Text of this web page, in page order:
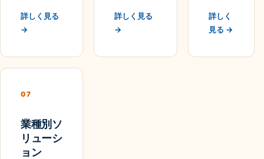
詳しく見る
→
詳しく見る
→
詳しく
見る →
07
業種別ソ
リューシ
ョン